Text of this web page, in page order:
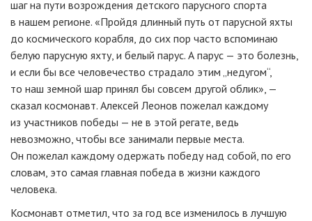
шаг на пути возрождения детского парусного спорта
в нашем регионе. «Пройдя длинный путь от парусной яхты
до космического корабля, до сих пор часто вспоминаю
белую парусную яхту, и белый парус. А парус — это болезнь,
и если бы все человечество страдало этим „недугом“,
то наш земной шар принял бы совсем другой облик», —
сказал космонавт. Алексей Леонов пожелал каждому
из участников победы — не в этой регате, ведь
невозможно, чтобы все занимали первые места.
Он пожелал каждому одержать победу над собой, по его
словам, это самая главная победа в жизни каждого
человека.
Космонавт отметил, что за год все изменилось в лучшую